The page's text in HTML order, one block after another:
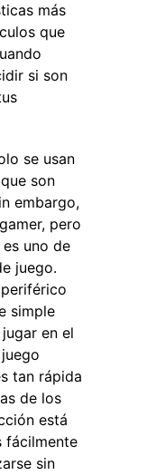
más
que
si son
se usan
son
embargo,
pero
uno de
juego.
simple
en el
tan rápida
de los
está
fácilmente
sin